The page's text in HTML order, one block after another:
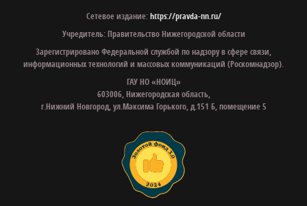
Сетевое издание:https://pravda-nn.ru/
Учредитель: Правительство Нижегородской области
Зарегистрировано Федеральной службой по надзору в сфере связи,
информационных технологий и массовых коммуникаций (Роскомнадзор).
ГАУ НО «НОИЦ»
603006, Нижегородская область,
г.Нижний Новгород, ул.Максима Горького, д.151 Б, помещение 5